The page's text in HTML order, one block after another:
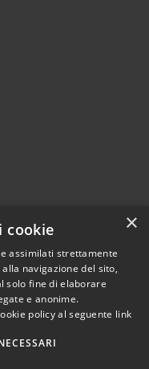
© 2026 • Comune di
Silvi • Powered by
×
cookie
assimilati strettamente
navigazione del sito,
solo fine di elaborare
e anonime.
policy al seguente link